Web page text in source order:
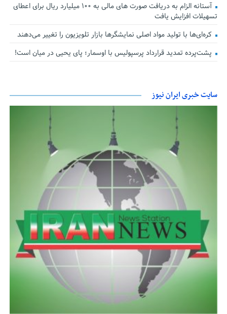
آستانه الزام به دریافت صورت های مالی به ۱۰۰ میلیارد ریال برای اعطای
تسهیلات افزایش یافت
کره‌ای‌ها با تولید مواد اصلی نمایشگرها بازار تلویزیون را تغییر می‌دهند
پشت‌پرده تمدید قرارداد پرسپولیس با اوسمار؛ پای یحیی در میان است!
سایت خبری ایران نیوز